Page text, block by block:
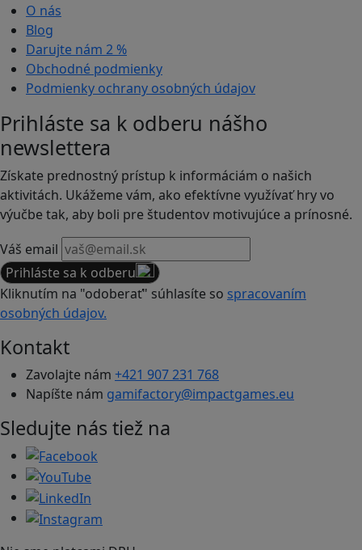
O nás
Blog
Darujte nám 2 %
Obchodné podmienky
Podmienky ochrany osobných údajov
Prihláste sa k odberu nášho
newslettera
Získate prednostný prístup k informáciám o našich
aktivitách. Ukážeme vám, ako efektívne využívať hry vo
výučbe tak, aby boli pre študentov motivujúce a prínosné.
Váš email
Prihláste sa k odberu
Kliknutím na "odoberať" súhlasíte so spracovaním
osobných údajov.
Kontakt
Zavolajte nám +421 907 231 768
Napíšte nám gamifactory@impactgames.eu
Sledujte nás tiež na